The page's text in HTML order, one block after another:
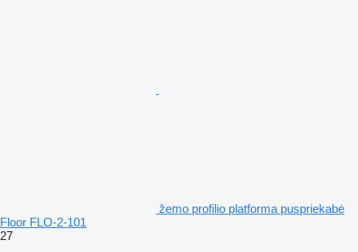
žemo profilio platforma puspriekabė
Floor FLO-2-101
27